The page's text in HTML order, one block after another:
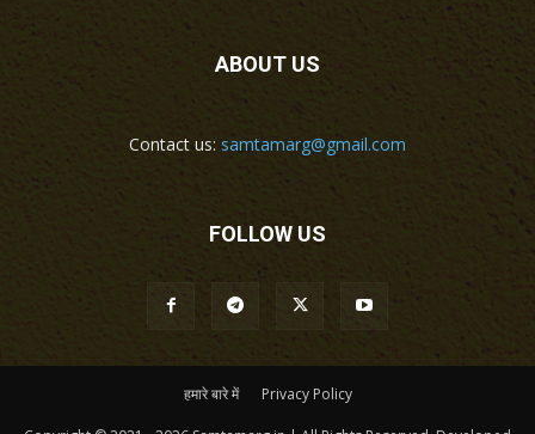
ABOUT US
Contact us: samtamarg@gmail.com
FOLLOW US
हमारे बारे में Privacy Policy